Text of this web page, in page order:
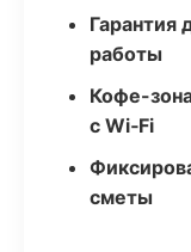
Гарантия
работы
Кофе-
с Wi‑Fi
сметы